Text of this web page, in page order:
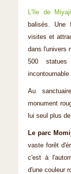
L'île de
balisés. Une
visites et
dans l'univers
500
incontournable
Au
monument
lui seul plus
Le parc
vaste forêt
c'est à
d'une couleur